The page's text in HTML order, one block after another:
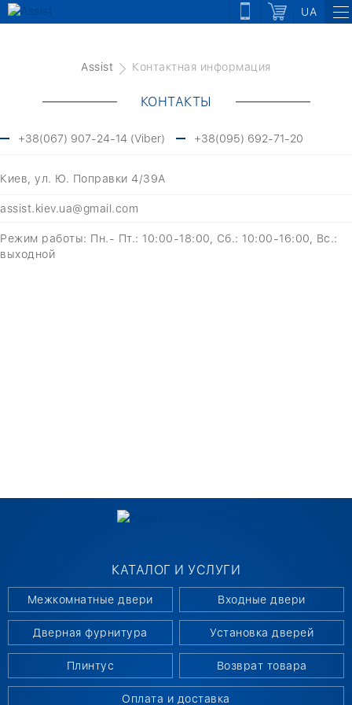
UA
Assist Контактная информация
КОНТАКТЫ
+38(067) 907-24-14 (Viber) +38(095) 692-71-20
Киев, ул. Ю. Поправки 4/39А
assist.kiev.ua@gmail.com
Режим работы: Пн.- Пт.: 10:00-18:00, Сб.: 10:00-16:00, Вс.:
выходной
КАТАЛОГ И УСЛУГИ
Межкомнатные двери Входные двери
Дверная фурнитура Установка дверей
Плинтус Возврат товара
Оплата и доставка